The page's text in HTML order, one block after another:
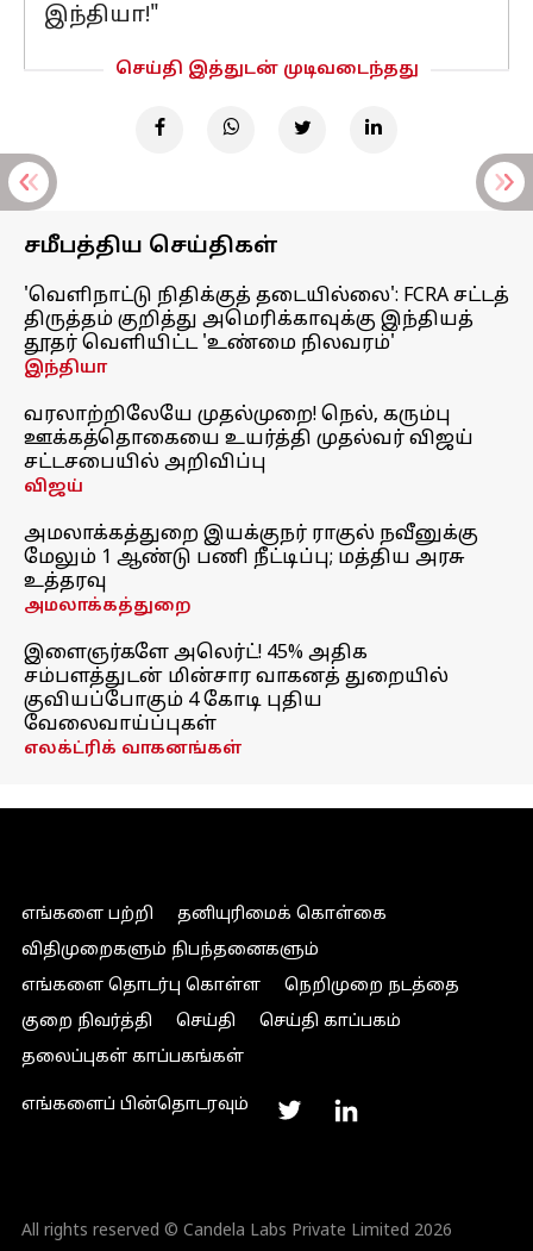
இந்தியா!"
செய்தி இத்துடன் முடிவடைந்தது
சமீபத்திய செய்திகள்
'வெளிநாட்டு நிதிக்குத் தடையில்லை': FCRA சட்டத்
திருத்தம் குறித்து அமெரிக்காவுக்கு இந்தியத்
தூதர் வெளியிட்ட 'உண்மை நிலவரம்'
இந்தியா
வரலாற்றிலேயே முதல்முறை! நெல், கரும்பு
ஊக்கத்தொகையை உயர்த்தி முதல்வர் விஜய்
சட்டசபையில் அறிவிப்பு
விஜய்
அமலாக்கத்துறை இயக்குநர் ராகுல் நவீனுக்கு
மேலும் 1 ஆண்டு பணி நீட்டிப்பு; மத்திய அரசு
உத்தரவு
அமலாக்கத்துறை
இளைஞர்களே அலெர்ட்! 45% அதிக
சம்பளத்துடன் மின்சார வாகனத் துறையில்
குவியப்போகும் 4 கோடி புதிய
வேலைவாய்ப்புகள்
எலக்ட்ரிக் வாகனங்கள்
எங்களை பற்றி
தனியுரிமைக் கொள்கை
விதிமுறைகளும் நிபந்தனைகளும்
எங்களை தொடர்பு கொள்ள
நெறிமுறை நடத்தை
குறை நிவர்த்தி
செய்தி
செய்தி காப்பகம்
தலைப்புகள் காப்பகங்கள்
எங்களைப் பின்தொடரவும்
All rights reserved © Candela Labs Private Limited 2026